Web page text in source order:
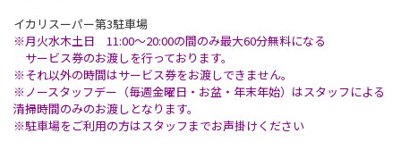
イカリスーパー第3駐車場
※月火水木土日 11:00〜20:00の間のみ最大60分無料になる
サービス券のお渡しを行っております。
※それ以外の時間はサービス券をお渡しできません。
※ノースタッフデー（毎週金曜日・お盆・年末年始）はスタッフによる
清掃時間のみのお渡しとなります。
※駐車場をご利用の方はスタッフまでお声掛けください